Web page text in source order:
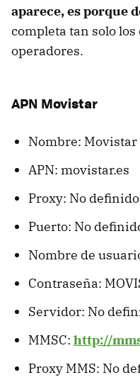
aparece, es porque
completa tan solo
operadores.
APN Movistar
Nombre: Movistar
APN: movistar.es
Proxy: No definido
Puerto: No
Nombre de
Contraseña:
Servidor: No
MMSC: http://
Proxy MMS: No